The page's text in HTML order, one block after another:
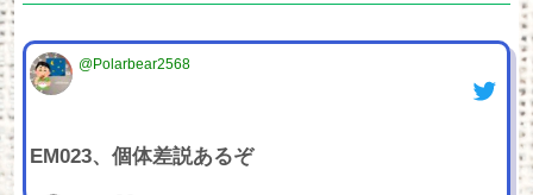
@Polarbear2568
EM023、個体差説あるぞ